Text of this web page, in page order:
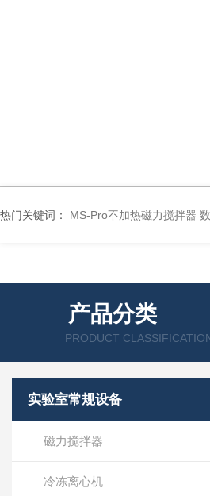
热门关键词： MS-Pro不加热磁力搅拌器
产品分类
PRODUCT
实验室常规设备
磁力搅拌器
冷冻离心机